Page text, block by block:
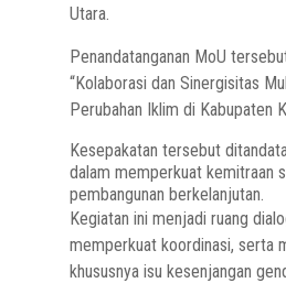
Utara.
Penandatanganan MoU
“Kolaborasi dan Sinergisitas
Perubahan Iklim di Kabupaten
Kesepakatan tersebut
dalam memperkuat kemitraan
pembangunan berkelanjutan.
Kegiatan ini menjadi ruang
memperkuat koordinasi, serta
khususnya isu kesenjangan